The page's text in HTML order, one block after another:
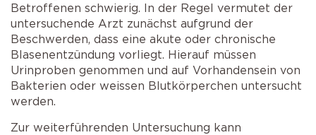
Betroffenen schwierig. In der Regel vermutet der
untersuchende Arzt zunächst aufgrund der
Beschwerden, dass eine akute oder chronische
Blasenentzündung vorliegt. Hierauf müssen
Urinproben genommen und auf Vorhandensein von
Bakterien oder weissen Blutkörperchen untersucht
werden.
Zur weiterführenden Untersuchung kann